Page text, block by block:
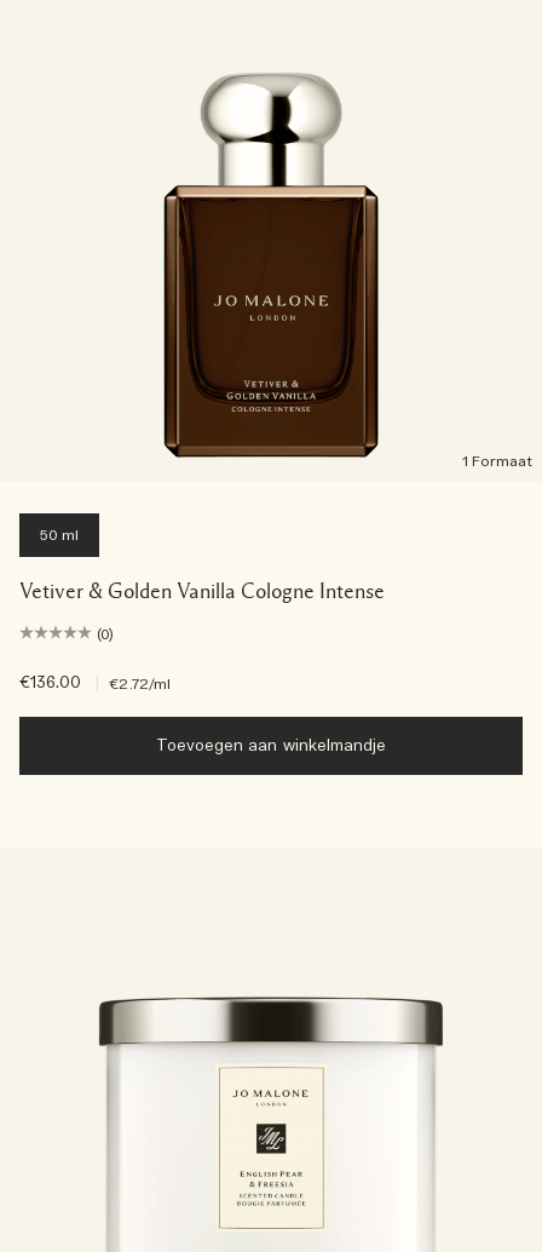
1 Formaat
50 ml
Vetiver & Golden Vanilla Cologne Intense
(0)
€136.00 €2.72/ml
Toevoegen aan winkelmandje